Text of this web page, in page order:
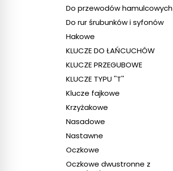
Do przewodów hamulcowych
Do rur śrubunków i syfonów
Hakowe
KLUCZE DO ŁAŃCUCHÓW
KLUCZE PRZEGUBOWE
KLUCZE TYPU ''T''
Klucze fajkowe
Krzyżakowe
Nasadowe
Nastawne
Oczkowe
Oczkowe dwustronne z